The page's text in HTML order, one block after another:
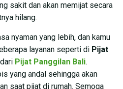
sakit dan akan memijat secara
hilang.
nyaman yang lebih, dan kamu
layanan seperti di Pijat
dari Pijat Panggilan Bali.
yang andal sehingga akan
saat pijat di rumah. Semoga